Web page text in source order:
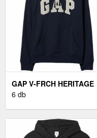
GAP V-FRCH HERITAGE
LOGO FÉRFI PULÓVER,
6 db